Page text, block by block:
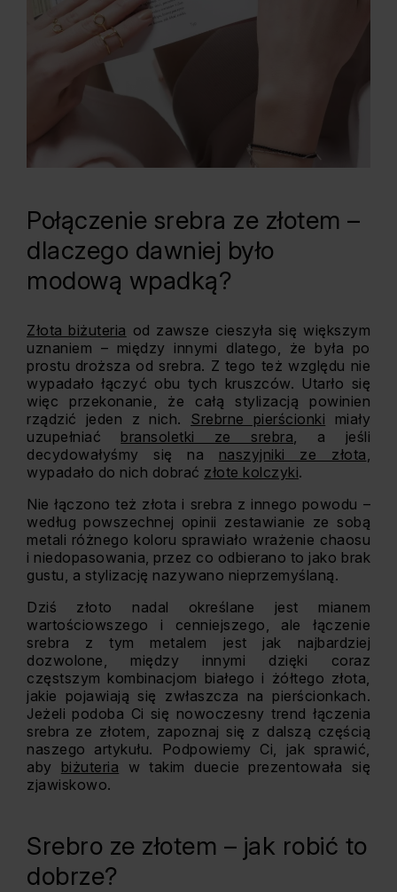
Połączenie srebra ze złotem –
dlaczego dawniej było
modową wpadką?
Złota biżuteria od zawsze cieszyła się większym
uznaniem – między innymi dlatego, że była po
prostu droższa od srebra. Z tego też względu nie
wypadało łączyć obu tych kruszców. Utarło się
więc przekonanie, że całą stylizacją powinien
rządzić jeden z nich. Srebrne pierścionki miały
uzupełniać bransoletki ze srebra , a jeśli
decydowałyśmy się na naszyjniki ze złota
wypadało do nich dobrać złote kolczyki.
Nie łączono też złota i srebra z innego powodu –
według powszechnej opinii zestawianie ze sobą
metali różnego koloru sprawiało wrażenie chaosu
i niedopasowania, przez co odbierano to jako brak
gustu, a stylizację nazywano nieprzemyślaną.
Dziś złoto nadal określane jest mianem
wartościowszego i cenniejszego, ale łączenie
srebra z tym metalem jest jak najbardziej
dozwolone, między innymi dzięki coraz
częstszym kombinacjom białego i żółtego złota,
jakie pojawiają się zwłaszcza na pierścionkach.
Jeżeli podoba Ci się nowoczesny trend łączenia
srebra ze złotem, zapoznaj się z dalszą częścią
naszego artykułu. Podpowiemy Ci, jak sprawić,
aby biżuteria w takim duecie prezentowała się
zjawiskowo.
Srebro ze złotem – jak robić to
dobrze?